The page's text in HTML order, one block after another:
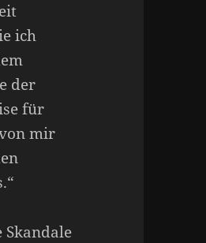
ich
der
für
mir
Skandale